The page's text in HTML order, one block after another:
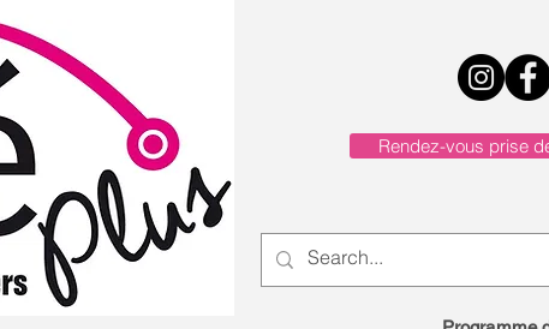
Rendez-vous prise